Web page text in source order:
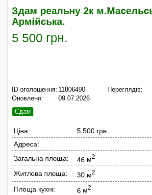
Здам реальну 2к
Армійська.
5 500 грн.
ID оголошення: 11806490
Оновлено:
09.07.2026
Переглядів:
Сдам
Ціна:
5 500 грн.
Адреса:
Загальна площа:
46 м2
Житлова площа: 30 м2
Площа кухні: 6 м2